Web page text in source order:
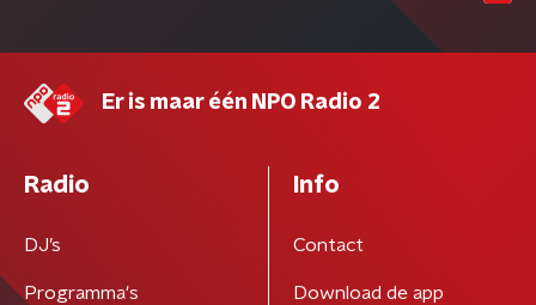
Er is maar één NPO Radio 2
Radio
DJ’s
Programma's
Info
Contact
Download de app